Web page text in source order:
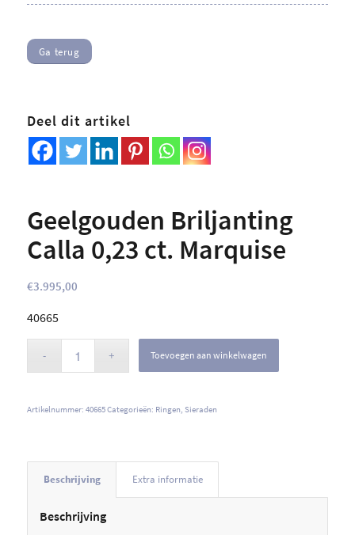
Ga terug
Deel dit artikel
Geelgouden Briljanting
Calla 0,23 ct. Marquise
€3.995,00
40665
Toevoegen aan winkelwagen
Artikelnummer: 40665Categorieën: Ringen Sieraden
Beschrijving Extra informatie
Beschrijving